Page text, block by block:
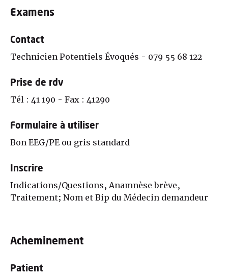
Examens
Contact
Technicien Potentiels Évoqués - 079 55 68 122
Prise de rdv
Tél : 41 190 - Fax : 41290
Formulaire à utiliser
Bon EEG/PE ou gris standard
Inscrire
Indications/Questions, Anamnèse brève,
Traitement; Nom et Bip du Médecin demandeur
Acheminement
Patient